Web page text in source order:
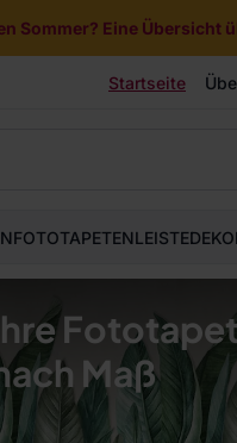
Sommer? Eine Übersicht
Startseite
FOTOTAPETENLEISTE
Maß